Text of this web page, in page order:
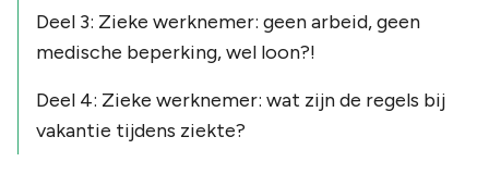
Deel 3: Zieke werknemer: geen arbeid, geen
medische beperking, wel loon?!
Deel 4: Zieke werknemer: wat zijn de regels bij
vakantie tijdens ziekte?